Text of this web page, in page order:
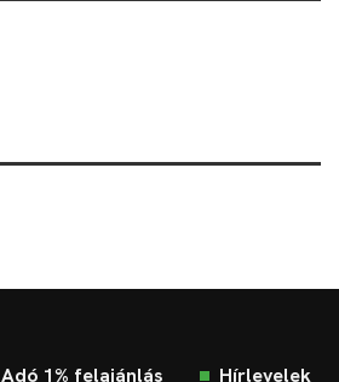
Adó 1% felajánlás Hírlevelek